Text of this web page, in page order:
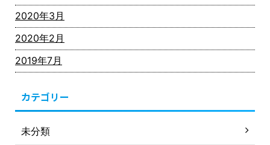
2020年3月
2020年2月
2019年7月
カテゴリー
未分類